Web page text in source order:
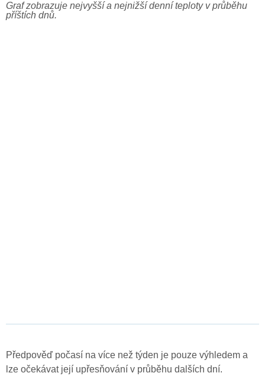
Graf zobrazuje nejvyšší a nejnižší denní teploty v průběhu
příštích dnů.
Předpověď počasí na více než týden je pouze výhledem a
lze očekávat její upřesňování v průběhu dalších dní.